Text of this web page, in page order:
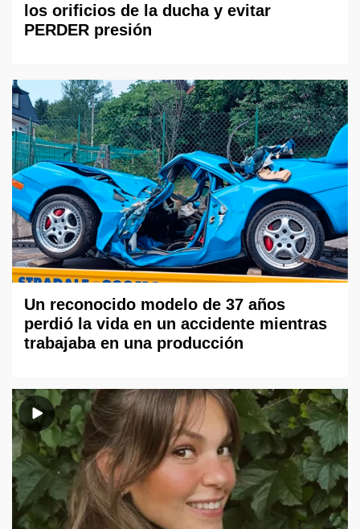
los orificios de la ducha y evitar
PERDER presión
Un reconocido modelo de 37 años
perdió la vida en un accidente mientras
trabajaba en una producción